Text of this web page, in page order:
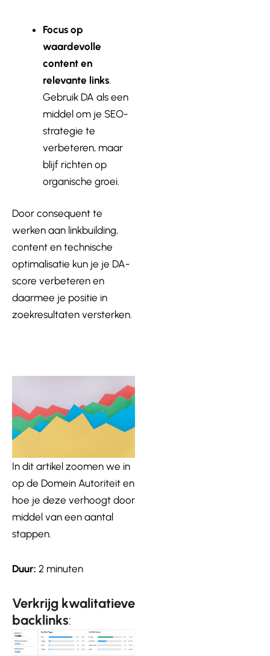
Focus op
waardevolle
content en
relevante links
Gebruik DA als een
middel om je SEO-
strategie te
verbeteren, maar
blijf richten op
organische groei.
Door consequent te
werken aan linkbuilding,
content en technische
optimalisatie kun je je DA-
score verbeteren en
daarmee je positie in
zoekresultaten versterken.
In dit artikel zoomen we in
op de Domein Autoriteit en
hoe je deze verhoogt door
middel van een aantal
stappen.
Duur: 2 minuten
Verkrijg kwalitatieve
backlinks: